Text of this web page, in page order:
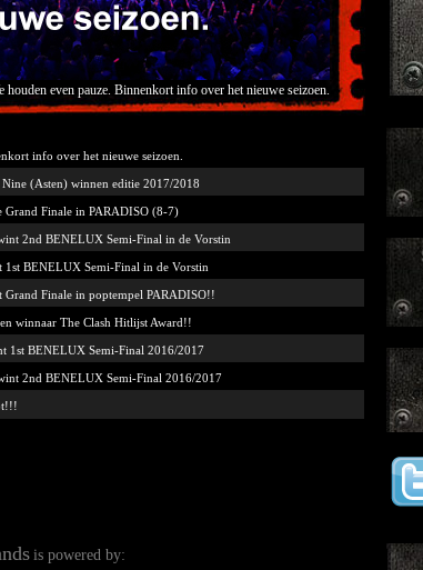
houden even pauze. Binnenkort info over het nieuwe seizoen.
info over het nieuwe seizoen.
(Asten) winnen editie 2017/2018
Grand Finale in PARADISO (8-7)
2nd BENELUX Semi-Final in de Vorstin
BENELUX Semi-Final in de Vorstin
Finale in poptempel PARADISO!!
winnaar The Clash Hitlijst Award!!
1st BENELUX Semi-Final 2016/2017
2nd BENELUX Semi-Final 2016/2017
is powered by: